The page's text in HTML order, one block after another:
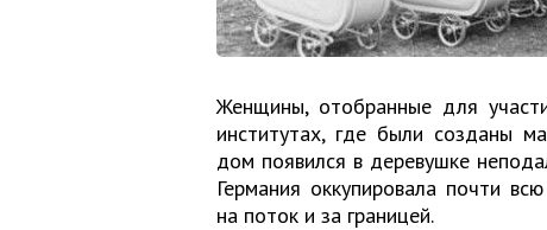
Женщины, отобранные для
институтах, где были созданы
дом появился в деревушке
Германия оккупировала почти
на поток и за границей.